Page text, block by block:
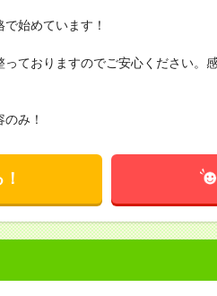
始めています！
ておりますのでご安心ください。
み！